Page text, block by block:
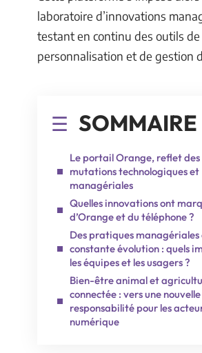
laboratoire d’innovations
testant en continu des outils de
personnalisation et de gestion
SOMMAIRE
Le portail Orange, reflet
mutations technologiques et
managériales
Quelles innovations ont
d’Orange et du téléphone ?
Des pratiques managériales
constante évolution : quels
les équipes et les usagers ?
Bien-être animal et
connectée : vers une nouvelle
responsabilité pour les
numérique